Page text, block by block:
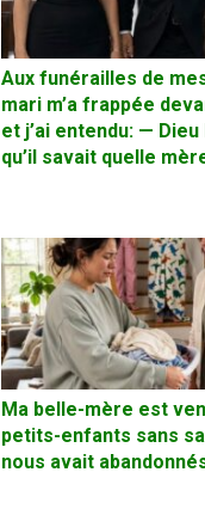
Aux funérailles de
mari m’a frappée
et j’ai entendu: —
qu’il savait quelle
Ma belle-mère est
petits-enfants sans
nous avait